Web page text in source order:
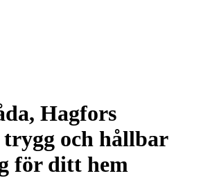
Hagfors
och hållbar
för ditt hem